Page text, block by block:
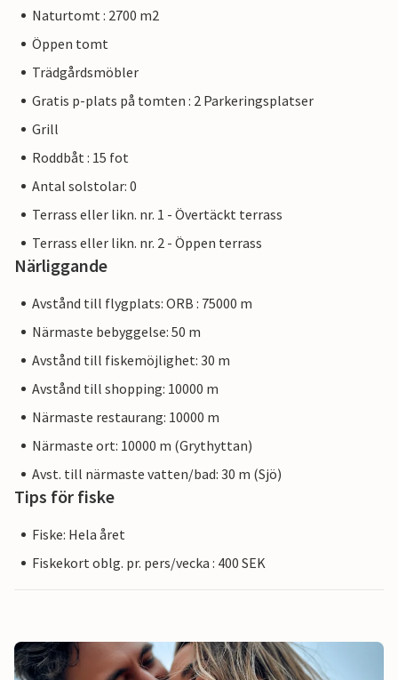
Naturtomt : 2700 m2
Öppen tomt
Trädgårdsmöbler
Gratis p-plats på tomten : 2 Parkeringsplatser
Grill
Roddbåt : 15 fot
Antal solstolar: 0
Terrass eller likn. nr. 1 - Övertäckt terrass
Terrass eller likn. nr. 2 - Öppen terrass
Närliggande
Avstånd till flygplats: ORB : 75000 m
Närmaste bebyggelse: 50 m
Avstånd till fiskemöjlighet: 30 m
Avstånd till shopping: 10000 m
Närmaste restaurang: 10000 m
Närmaste ort: 10000 m (Grythyttan)
Avst. till närmaste vatten/bad: 30 m (Sjö)
Tips för fiske
Fiske: Hela året
Fiskekort oblg. pr. pers/vecka : 400 SEK